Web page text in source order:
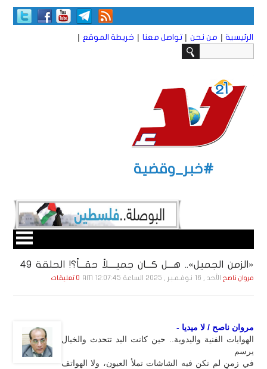
الرئيسية | من نحن | تواصل معنا | خريطة الموقع |
#خبر_وقضية
«الزمن الجميل».. هـــل كـــان جميــــلاً حقـــاً؟! الحلقة ٤9
مروان ناصح الأحد , 16 نـوفـمـبـر , 2025 الساعة 12:07:45 AM 0 تعليقات
مروان ناصح / لا ميديا -
الهوايات الفنية واليدوية.. حين كانت اليد تتحدث والخيال
يرسم
في زمنٍ لم تكن فيه الشاشات تملأ العيون، ولا الهواتف